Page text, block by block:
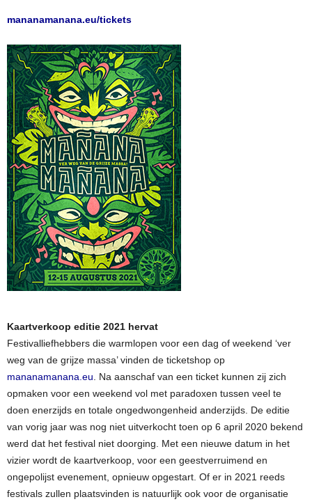
mananamanana.eu/tickets
Kaartverkoop editie 2021 hervat
Festivalliefhebbers die warmlopen voor een dag of weekend ‘ver
weg van de grijze massa’ vinden de ticketshop op
mananamanana.eu. Na aanschaf van een ticket kunnen zij zich
opmaken voor een weekend vol met paradoxen tussen veel te
doen enerzijds en totale ongedwongenheid anderzijds. De editie
van vorig jaar was nog niet uitverkocht toen op 6 april 2020 bekend
werd dat het festival niet doorging. Met een nieuwe datum in het
vizier wordt de kaartverkoop, voor een geestverruimend en
ongepolijst evenement, opnieuw opgestart. Of er in 2021 reeds
festivals zullen plaatsvinden is natuurlijk ook voor de organisatie